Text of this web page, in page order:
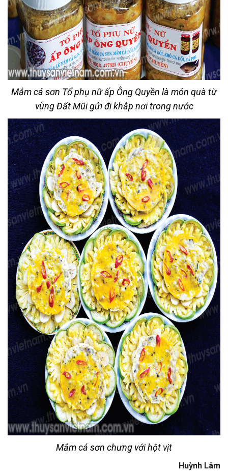
Mắm cá sơn Tổ phụ nữ ấp Ông Quyền là món quà từ
vùng Đất Mũi gửi đi khắp nơi trong nước
Mắm cá sơn chưng với hột vịt
Huỳnh Lâm